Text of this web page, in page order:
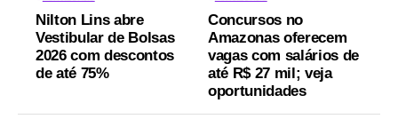
Nilton Lins abre
Vestibular de Bolsas
2026 com descontos
de até 75%
Concursos no
Amazonas oferecem
vagas com salários de
até R$ 27 mil; veja
oportunidades